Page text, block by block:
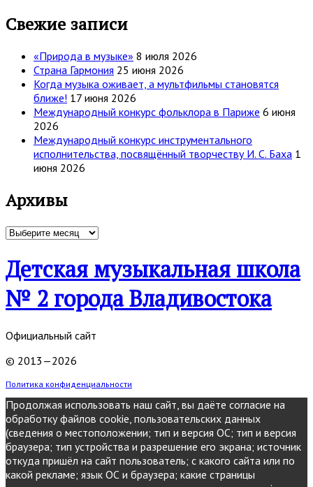
Свежие записи
«Природа в музыке» 8 июля 2026
Страна Гармония 25 июня 2026
Когда музыка оживает, а мультфильмы становятся
ближе! 17 июня 2026
Международный конкурс фольклора в Париже 6 июня
2026
Международный конкурс инструментального
исполнительства, посвящённый творчеству И. С. Баха 1
июня 2026
Архивы
Архивы
Детская музыкальная школа
№ 2 города Владивостока
Официальный сайт
© 2013—2026
Политика конфиденциальности
Продолжая использовать наш сайт, вы даёте согласие на
обработку файлов cookie, пользовательских данных
(сведения о местоположении; тип и версия ОС; тип и версия
браузера; тип устройства и разрешение его экрана; источник
откуда пришёл на сайт пользователь; с какого сайта или по
какой рекламе; язык ОС и браузера; какие страницы